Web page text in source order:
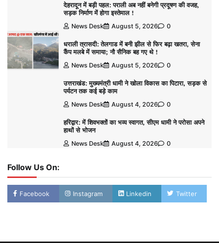
देहरादून में बड़ी पहल: पराली अब नहीं बनेगी प्रदूषण की वजह,
सड़क निर्माण में होगा इस्तेमाल !
News Desk August 5, 2026 0
धराली त्रासदी: तेलगाड में बनी झील से फिर बढ़ा खतरा, सेना
कैंप मलबे में समाया; नौ सैनिक बह गए थे !
News Desk August 5, 2026 0
उत्तराखंड: मुख्यमंत्री धामी ने खोला विकास का पिटारा, सड़क से
पर्यटन तक कई बड़े काम
News Desk August 4, 2026 0
हरिद्वार: में शिवभक्तों का भव्य स्वागत, सीएम धामी ने परोसा अपने
हाथों से भोजन
News Desk August 4, 2026 0
Follow Us On:
Facebook Instagram Linkedin Twitter